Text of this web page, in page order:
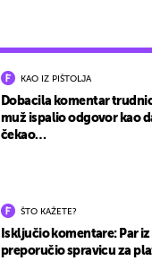
KAO IZ PIŠTOLJA
Dobacila komentar
muž ispalio odgovor kao
čekao…
ŠTO KAŽETE?
Isključio komentare: Par iz
preporučio spravicu za